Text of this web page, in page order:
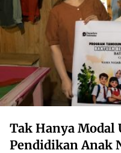
Tak Hanya Modal
Pendidikan Anak